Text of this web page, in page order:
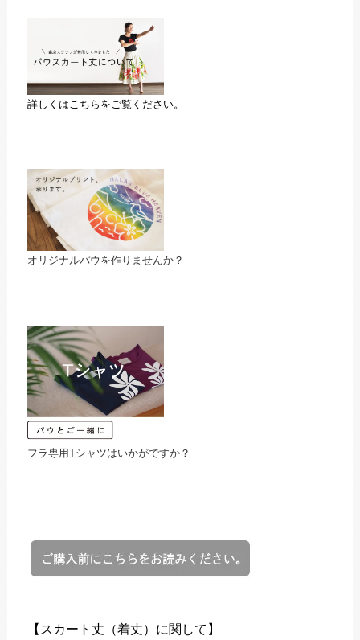
詳しくはこちらをご覧ください。
オリジナルパウを作りませんか？
フラ専用Tシャツはいかがですか？
【スカート丈（着丈）に関して】